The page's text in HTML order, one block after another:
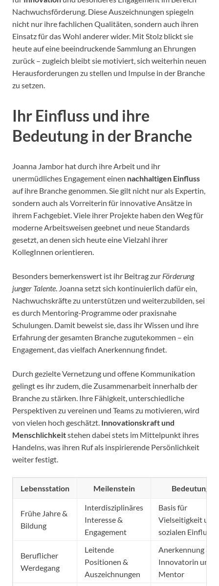
Nachwuchsförderung. Diese Auszeichnungen spiegeln
nicht nur ihre fachlichen Qualitäten, sondern auch ihren
Einsatz für das Wohl anderer wider. Mit Stolz blickt sie
heute auf eine beeindruckende Sammlung an Ehrungen
zurück – zugleich bleibt sie motiviert, sich weiterhin neuen
Herausforderungen zu stellen und Impulse in der Branche
zu setzen.
Ihr Einfluss und ihre
Bedeutung in der Branche
Joanna Jambor hat durch ihre Arbeit und ihr
unermüdliches Engagement einen nachhaltigen Einfluss
auf ihre Branche genommen. Sie gilt nicht nur als Expertin,
sondern auch als Vorreiterin für innovative Ansätze in
ihrem Fachgebiet. Viele ihrer Projekte haben den Weg für
moderne Arbeitsweisen geebnet und neue Standards
gesetzt, an denen sich heute eine Vielzahl ihrer
KollegInnen orientieren.
Besonders bemerkenswert ist ihr Beitrag zur Förderung
junger Talente. Joanna setzt sich kontinuierlich dafür ein,
Nachwuchskräfte zu unterstützen und weiterzubilden, sei
es durch Mentoring-Programme oder praxisnahe
Schulungen. Damit beweist sie, dass ihr Wissen und ihre
Erfahrung der gesamten Branche zugutekommen – ein
Engagement, das vielfach Anerkennung findet.
Durch gezielte Vernetzung und offene Kommunikation
gelingt es ihr zudem, die Zusammenarbeit innerhalb der
Branche zu stärken. Ihre Fähigkeit, unterschiedliche
Perspektiven zu vereinen und Teams zu motivieren, wird
von vielen hoch geschätzt. Innovationskraft und
Menschlichkeitstehen dabei stets im Mittelpunkt ihres
Handelns, was ihren Ruf als inspirierende Persönlichkeit
weiter festigt.
Lebensstation Meilenstein Bedeutung
Frühe Jahre &
Bildung
Interdisziplinäres
Interesse &
Engagement
Basis für
Vielseitigkeit und
sozialen Einfluss
Beruflicher
Werdegang
Leitende
Positionen &
Auszeichnungen
Anerkennung als
Innovatorin und
Mentor